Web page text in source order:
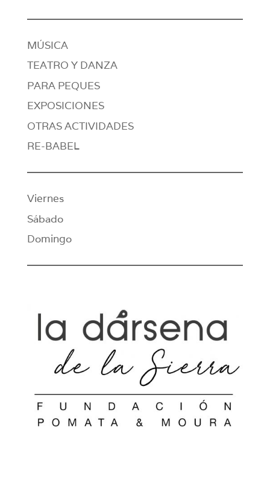
MÚSICA
TEATRO Y DANZA
PARA PEQUES
EXPOSICIONES
OTRAS ACTIVIDADES
RE-BABEL
Viernes
Sábado
Domingo